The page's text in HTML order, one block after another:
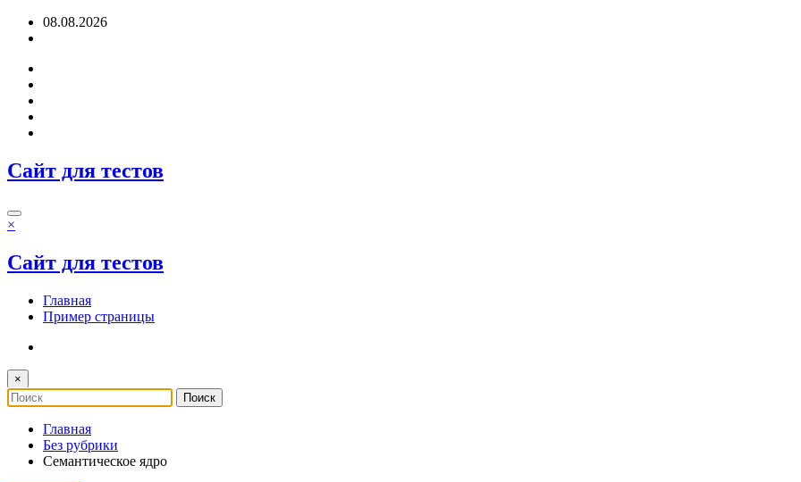
Перейти08.08.2026
Сайт для тестов
×
Сайт для тестов
Главная
Пример страницы
×
Главная
Без рубрики
Семантическое ядро